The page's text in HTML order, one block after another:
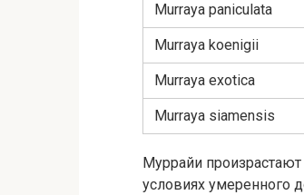
Murraya paniculata
Murraya koenigii
Murraya exotica
Murraya siamensis
Муррайи
условиях умеренного